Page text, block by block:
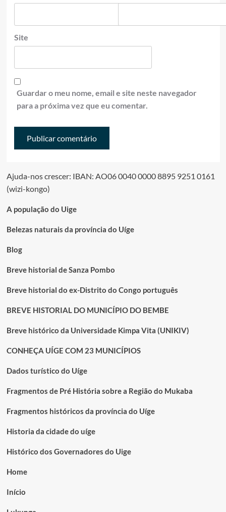
Site
Guardar o meu nome, email e site neste navegador
para a próxima vez que eu comentar.
Ajuda-nos crescer: IBAN: AO06 0040 0000 8895 9251 0161
(wizi-kongo)
A população do Uige
Belezas naturais da província do Uíge
Blog
Breve historial de Sanza Pombo
Breve historial do ex-Distrito do Congo português
BREVE HISTORIAL DO MUNICÍPIO DO BEMBE
Breve histórico da Universidade Kimpa Vita (UNIKIV)
CONHEÇA UÍGE COM 23 MUNICÍPIOS
Dados turístico do Uíge
Fragmentos de Pré História sobre a Região do Mukaba
Fragmentos históricos da província do Uíge
Historia da cidade do uíge
Histórico dos Governadores do Uige
Home
Início